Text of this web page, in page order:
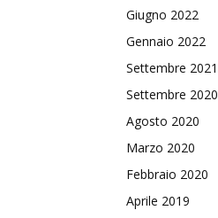
Giugno 2022
Gennaio 2022
Settembre 2021
Settembre 2020
Agosto 2020
Marzo 2020
Febbraio 2020
Aprile 2019